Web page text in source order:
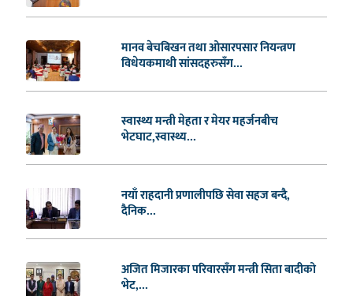
मानव बेचबिखन तथा ओसारपसार नियन्त्रण
विधेयकमाथी सांसदहरुसँग...
स्वास्थ्य मन्त्री मेहता र मेयर महर्जनबीच
भेटघाट,स्वास्थ्य...
नयाँ राहदानी प्रणालीपछि सेवा सहज बन्दै,
दैनिक...
अजित मिजारका परिवारसँग मन्त्री सिता बादीको
भेट,...